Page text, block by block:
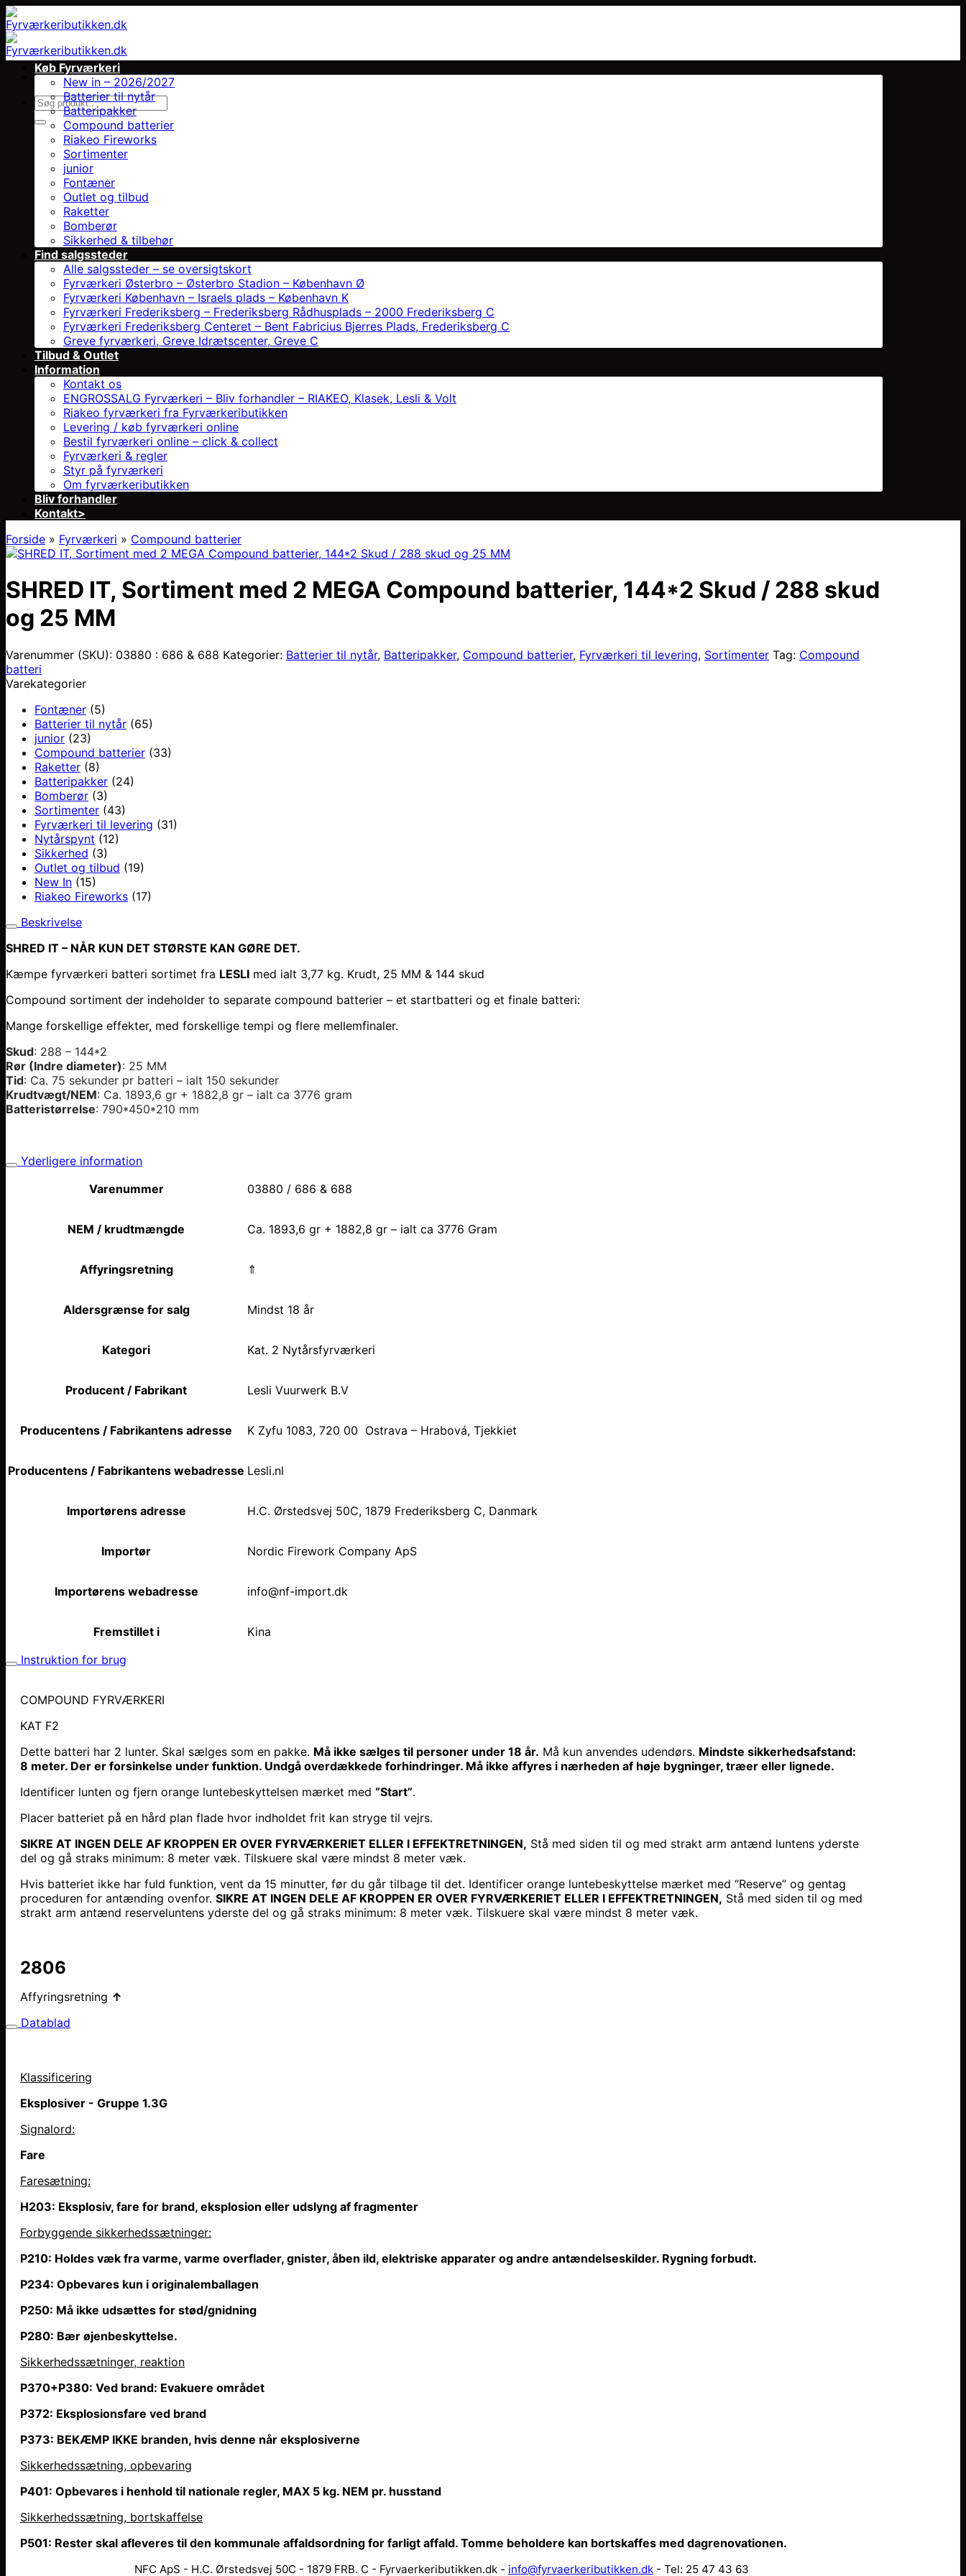
Fortsæt
til
indhold
Søg
efter:
Køb Fyrværkeri
New in – 2026/2027
Batterier til nytår
Batteripakker
Compound batterier
Riakeo Fireworks
Sortimenter
junior
Fontæner
Outlet og tilbud
Raketter
Bomberør
Sikkerhed & tilbehør
Find salgssteder
Alle salgssteder – se oversigtskort
Fyrværkeri Østerbro – Østerbro Stadion – København Ø
Fyrværkeri København – Israels plads – København K
Fyrværkeri Frederiksberg – Frederiksberg Rådhusplads – 2000 Frederiksberg C
Fyrværkeri Frederiksberg Centeret – Bent Fabricius Bjerres Plads, Frederiksberg C
Greve fyrværkeri, Greve Idrætscenter, Greve C
Tilbud & Outlet
Information
Kontakt os
ENGROSSALG Fyrværkeri – Bliv forhandler – RIAKEO, Klasek, Lesli & Volt
Riakeo fyrværkeri fra Fyrværkeributikken
Levering / køb fyrværkeri online
Bestil fyrværkeri online – click & collect
Fyrværkeri & regler
Styr på fyrværkeri
Om fyrværkeributikken
Bliv forhandler
Kontakt>
Forside » Fyrværkeri » Compound batterier
SHRED IT, Sortiment med 2 MEGA Compound batterier, 144*2 Skud / 288 skud
og 25 MM
Varenummer (SKU): 03880 : 686 & 688 Kategorier: Batterier til nytår, Batteripakker, Compound batterier, Fyrværkeri til levering, Sortimenter Tag: Compound
batteri
Varekategorier
Fontæner (5)
Batterier til nytår (65)
junior (23)
Compound batterier (33)
Raketter (8)
Batteripakker (24)
Bomberør (3)
Sortimenter (43)
Fyrværkeri til levering (31)
Nytårspynt (12)
Sikkerhed (3)
Outlet og tilbud (19)
New In (15)
Riakeo Fireworks (17)
Beskrivelse
SHRED IT – NÅR KUN DET STØRSTE KAN GØRE DET.
Kæmpe fyrværkeri batteri sortimet fra LESLI med ialt 3,77 kg. Krudt, 25 MM & 144 skud
Compound sortiment der indeholder to separate compound batterier – et startbatteri og et finale batteri:
Mange forskellige effekter, med forskellige tempi og flere mellemfinaler.
Skud: 288 – 144*2
Rør (Indre diameter): 25 MM
Tid: Ca. 75 sekunder pr batteri – ialt 150 sekunder
Krudtvægt/NEM: Ca. 1893,6 gr + 1882,8 gr – ialt ca 3776 gram
Batteristørrelse: 790*450*210 mm
Yderligere information
Varenummer
03880 / 686 & 688
NEM / krudtmængde Ca. 1893,6 gr + 1882,8 gr – ialt ca 3776 Gram
Affyringsretning ⇑
Aldersgrænse for salg Mindst 18 år
Kategori Kat. 2 Nytårsfyrværkeri
Producent / Fabrikant Lesli Vuurwerk B.V
Producentens / Fabrikantens adresse K Zyfu 1083, 720 00 Ostrava – Hrabová, Tjekkiet
Producentens / Fabrikantens webadresse Lesli.nl
Importørens adresse H.C. Ørstedsvej 50C, 1879 Frederiksberg C, Danmark
Importør Nordic Firework Company ApS
Importørens webadresse info@nf-import.dk
Fremstillet i
Kina
Instruktion for brug
COMPOUND FYRVÆRKERI
KAT F2
Dette batteri har 2 lunter. Skal sælges som en pakke. Må ikke sælges til personer under 18 år. Må kun anvendes udendørs. Mindste sikkerhedsafstand:
8 meter. Der er forsinkelse under funktion. Undgå overdækkede forhindringer. Må ikke affyres i nærheden af høje bygninger, træer eller lignede.
Identificer lunten og fjern orange luntebeskyttelsen mærket med “Start”.
Placer batteriet på en hård plan flade hvor indholdet frit kan stryge til vejrs.
SIKRE AT INGEN DELE AF KROPPEN ER OVER FYRVÆRKERIET ELLER I EFFEKTRETNINGEN, Stå med siden til og med strakt arm antænd luntens yderste
del og gå straks minimum: 8 meter væk. Tilskuere skal være mindst 8 meter væk.
Hvis batteriet ikke har fuld funktion, vent da 15 minutter, før du går tilbage til det. Identificer orange luntebeskyttelse mærket med “Reserve” og gentag
proceduren for antænding ovenfor. SIKRE AT INGEN DELE AF KROPPEN ER OVER FYRVÆRKERIET ELLER I EFFEKTRETNINGEN, Stå med siden til og med
strakt arm antænd reserveluntens yderste del og gå straks minimum: 8 meter væk. Tilskuere skal være mindst 8 meter væk.
2806
Affyringsretning ↑
Datablad
Klassificering
Eksplosiver - Gruppe 1.3G
Signalord:
Fare
Faresætning:
H203: Eksplosiv, fare for brand, eksplosion eller udslyng af fragmenter
Forbyggende sikkerhedssætninger:
P210: Holdes væk fra varme, varme overflader, gnister, åben ild, elektriske apparater og andre antændelseskilder. Rygning forbudt.
P234: Opbevares kun i originalemballagen
P250: Må ikke udsættes for stød/gnidning
P280: Bær øjenbeskyttelse.
Sikkerhedssætninger, reaktion
P370+P380: Ved brand: Evakuere området
P372: Eksplosionsfare ved brand
P373: BEKÆMP IKKE branden, hvis denne når eksplosiverne
Sikkerhedssætning, opbevaring
P401: Opbevares i henhold til nationale regler, MAX 5 kg. NEM pr. husstand
Sikkerhedssætning, bortskaffelse
P501: Rester skal afleveres til den kommunale affaldsordning for farligt affald. Tomme beholdere kan bortskaffes med dagrenovationen.
NFC ApS - H.C. Ørstedsvej 50C - 1879 FRB. C - Fyrvaerkeributikken.dk - info@fyrvaerkeributikken.dk- Tel: 25 47 43 63